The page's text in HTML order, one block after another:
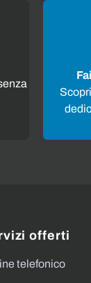
offerti
telefonico